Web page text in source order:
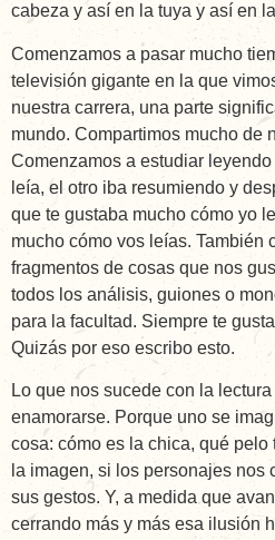
cabeza y así en la tuya y así en
Comenzamos a pasar mucho
televisión gigante en la que
nuestra carrera, una parte
mundo. Compartimos mucho de
Comenzamos a estudiar
leía, el otro iba resumiendo y
que te gustaba mucho cómo yo
mucho cómo vos leías. También
fragmentos de cosas que nos
todos los análisis, guiones o
para la facultad. Siempre te
Quizás por eso escribo esto.
Lo que nos sucede con la
enamorarse. Porque uno se
cosa: cómo es la chica, qué
la imagen, si los personajes nos
sus gestos. Y, a medida que
cerrando más y más esa ilusión